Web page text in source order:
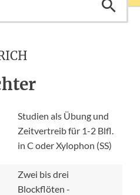
Studien als Übung und
Zeitvertreib für 1-2 Blfl.
in C oder Xylophon (SS)
Zwei bis drei
Blockflöten -